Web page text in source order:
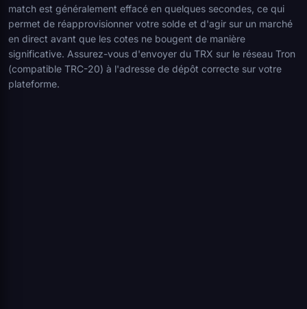
match est généralement effacé en quelques secondes, ce qui
permet de réapprovisionner votre solde et d'agir sur un marché
en direct avant que les cotes ne bougent de manière
significative. Assurez-vous d'envoyer du TRX sur le réseau Tron
(compatible TRC-20) à l'adresse de dépôt correcte sur votre
plateforme.